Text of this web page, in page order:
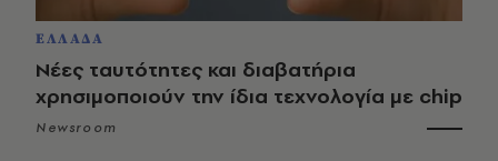
ΕΛΛΑΔΑ
Νέες ταυτότητες και διαβατήρια
χρησιμοποιούν την ίδια τεχνολογία με chip
Newsroom